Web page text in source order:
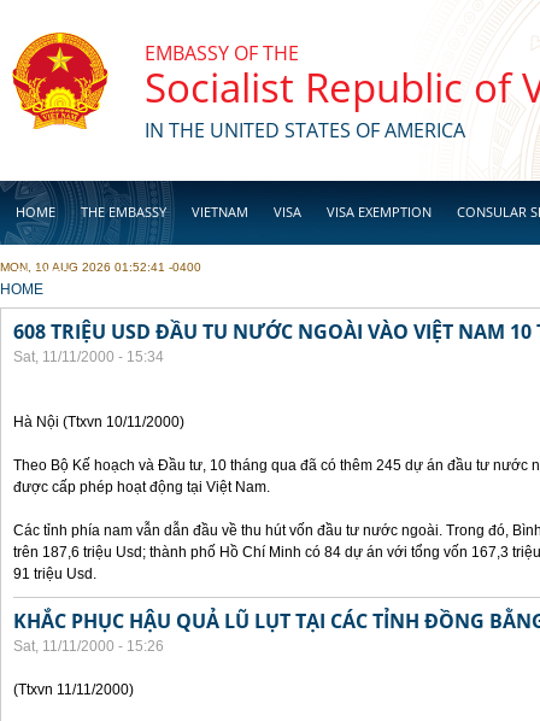
EMBASSY OF THE
Socialist Republic of
IN THE UNITED STATES OF AMERICA
HOME THE EMBASSY VIETNAM VISA VISA EXEMPTION CONSULAR
BUSINESS
MON, 10 AUG 2026 01:52:41 -0400
YOU ARE HERE
HOME
608 TRIỆU USD ĐẦU TU NƯỚC NGOÀI VÀO VIỆT NAM 10
Sat, 11/11/2000 - 15:34
Hà Nội (Ttxvn 10/11/2000)
Theo Bộ Kế hoạch và Đầu tư, 10 tháng qua đã có thêm 245 dự án đầu tư nước
được cấp phép hoạt động tại Việt Nam.
Các tỉnh phía nam vẫn dẫn đầu về thu hút vốn đầu tư nước ngoài. Trong đó,
trên 187,6 triệu Usd; thành phố Hồ Chí Minh có 84 dự án với tổng vốn 167,3
91 triệu Usd.
KHẮC PHỤC HẬU QUẢ LŨ LỤT TẠI CÁC TỈNH ĐỒNG
Sat, 11/11/2000 - 15:26
(Ttxvn 11/11/2000)